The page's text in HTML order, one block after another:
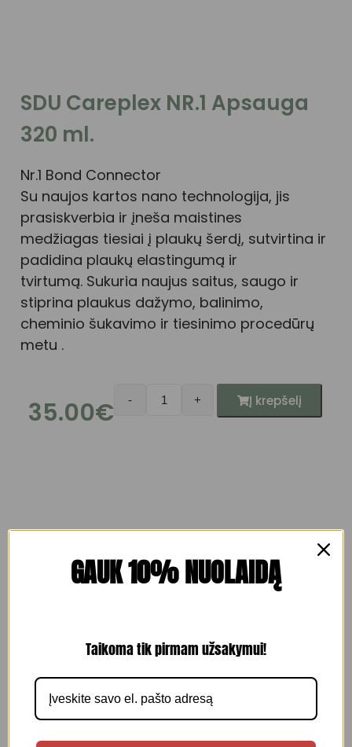
SDU Careplex NR.1 Apsauga
320 ml.
Nr.1 Bond Connector
Su naujos kartos nano technologija, jis
prasiskverbia ir įneša maistines
medžiagas tiesiai į plaukų šerdį, sutvirtina ir
padidina plaukų elastingumą ir
tvirtumą. Sukuria naujus saitus, saugo ir
stiprina plaukus dažymo, balinimo,
cheminio šukavimo ir tiesinimo procedūrų
metu .
35.00€ - + Į krepšelį
JUMS TAIP PAT GALI PATIKTI
GAUK 10% NUOLAIDĄ
Taikoma tik pirmam užsakymui!